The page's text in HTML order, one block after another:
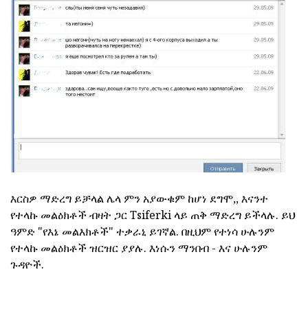
እርስዎ ማድረግ ይቻላል ሌላ ምን አያውቁም ከሆነ ደግሞ,, እናንተ
የተላኩ መልዕክቶች ብዛት ጋር Tsiferki ላይ ጠቅ ማድረግ ይችላሉ. ይህ
ዓምድ "የእኔ መልእክቶች" ተቃራኒ ይገኛል. በዚህም የተነሳ ሁሉንም
የተላኩ መልዕክቶች ዝርዝር ያያሉ. እነሱን ማንበብ - እና ሁሉንም
ጉዳዮች.